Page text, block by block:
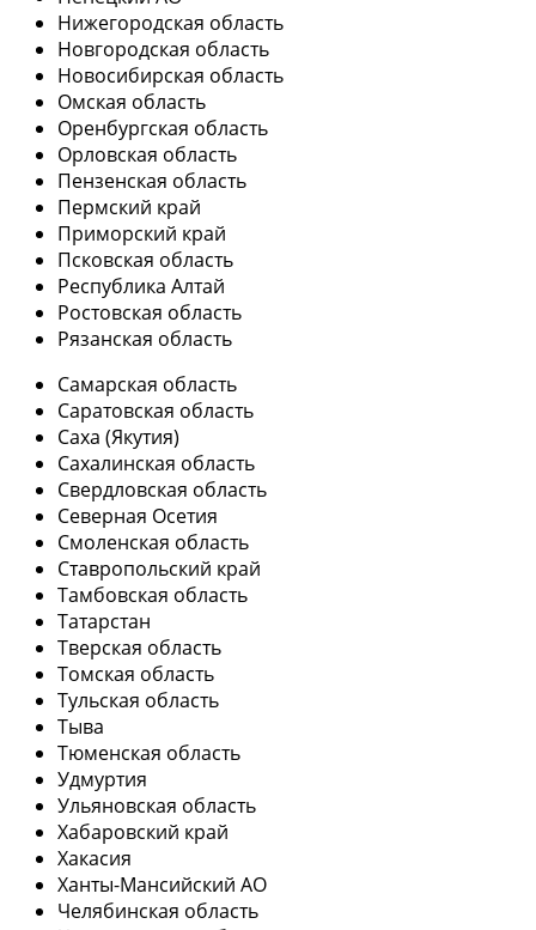
Нижегородская область
Новгородская область
Новосибирская область
Омская область
Оренбургская область
Орловская область
Пензенская область
Пермский край
Приморский край
Псковская область
Республика Алтай
Ростовская область
Рязанская область
Самарская область
Саратовская область
Саха (Якутия)
Сахалинская область
Свердловская область
Северная Осетия
Смоленская область
Ставропольский край
Тамбовская область
Татарстан
Тверская область
Томская область
Тульская область
Тыва
Тюменская область
Удмуртия
Ульяновская область
Хабаровский край
Хакасия
Ханты-Мансийский АО
Челябинская область